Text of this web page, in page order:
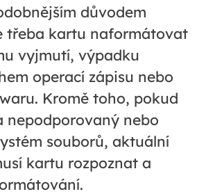
důvodem
třeba kartu naformátovat
vyjmutí, výpadku
operací zápisu nebo
Kromě toho, pokud
nepodporovaný nebo
souborů, aktuální
kartu rozpoznat a